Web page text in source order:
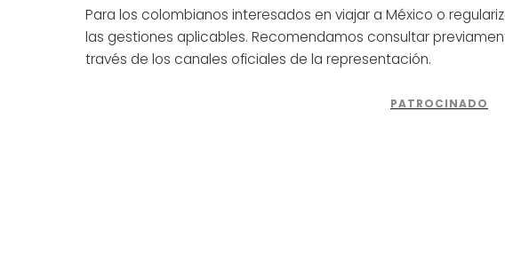
Para los colombianos interesados en viajar a México o
las gestiones aplicables. Recomendamos consultar
través de los canales oficiales de la representación.